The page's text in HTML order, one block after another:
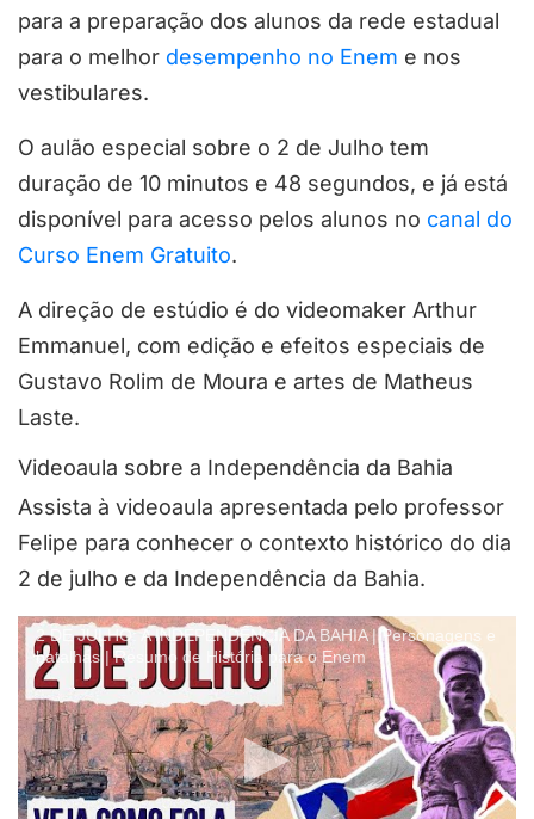
para a preparação dos alunos da rede estadual
para o melhor desempenho no Enem e nos
vestibulares.
O aulão especial sobre o 2 de Julho tem
duração de 10 minutos e 48 segundos, e já está
disponível para acesso pelos alunos no canal do
Curso Enem Gratuito.
A direção de estúdio é do videomaker Arthur
Emmanuel, com edição e efeitos especiais de
Gustavo Rolim de Moura e artes de Matheus
Laste.
Videoaula sobre a Independência da Bahia
Assista à videoaula apresentada pelo professor
Felipe para conhecer o contexto histórico do dia
2 de julho e da Independência da Bahia.
2 DE JULHO: A INDEPENDÊNCIA DA BAHIA | Personagens e
batalhas | Resumo de História para o Enem